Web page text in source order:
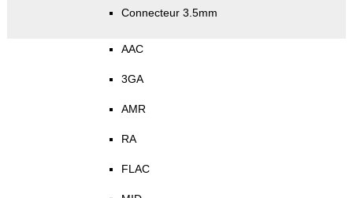
Connecteur 3.5mm
AAC
3GA
AMR
RA
FLAC